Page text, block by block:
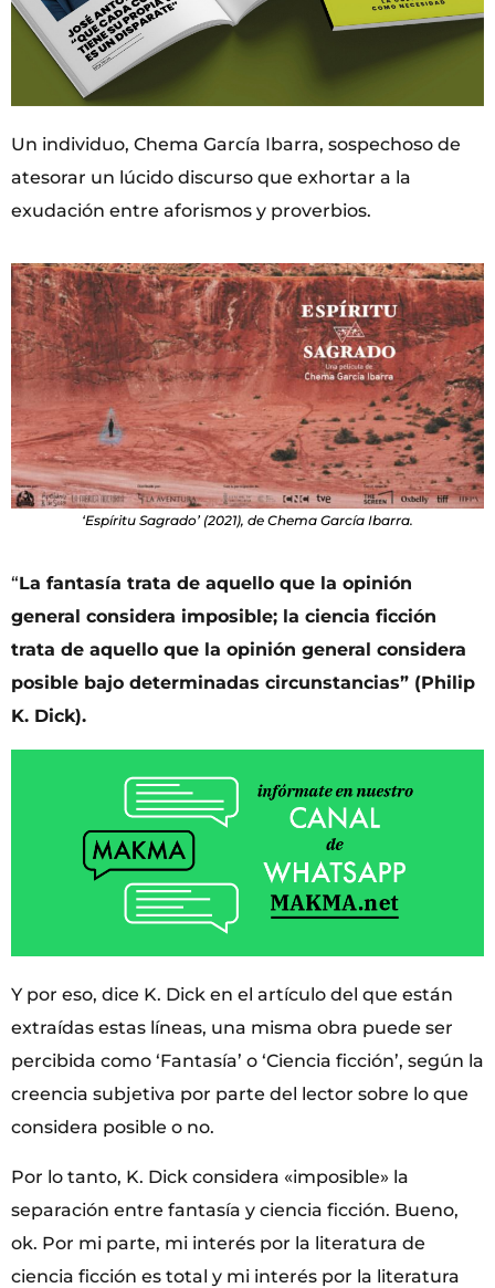
Un individuo, Chema García Ibarra, sospechoso de
atesorar un lúcido discurso que exhortar a la
exudación entre aforismos y proverbios.
‘Espíritu Sagrado’ (2021), de Chema García Ibarra.
“La fantasía trata de aquello que la opinión
general considera imposible; la ciencia ficción
trata de aquello que la opinión general considera
posible bajo determinadas circunstancias” (Philip
K. Dick).
Y por eso, dice K. Dick en el artículo del que están
extraídas estas líneas, una misma obra puede ser
percibida como ‘Fantasía’ o ‘Ciencia ficción’, según la
creencia subjetiva por parte del lector sobre lo que
considera posible o no.
Por lo tanto, K. Dick considera «imposible» la
separación entre fantasía y ciencia ficción. Bueno,
ok. Por mi parte, mi interés por la literatura de
ciencia ficción es total y mi interés por la literatura